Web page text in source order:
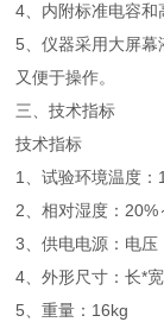
4、内附标准电容和
5、仪器采用大屏
又便于操作。
三、技术指标
技术指标
1、试验环境温度
2、相对湿度：20%
3、供电电源：电压
4、外形尺寸：长*
5、重量：16kg